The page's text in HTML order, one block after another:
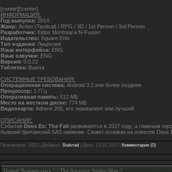
[center][/center]
ИНФОРМАЦИЯ:
Год выпуска: 2014
Жанр: Action (Tactical) / RPG / 3D / 1st Person / 3rd Person
Разработчик: Eidos Montreal и N-Fusion
Издательство: Square Enix
Тип издания: Лицензия
Язык интерфейса: ENG
Язык озвучки: ENG
Версия: 0.0.22
Таблетка: Вшита
СИСТЕМНЫЕ ТРЕБОВАНИЯ:
Операционная система: Android 3.2 или более поздняя
Процессор: 1 ГГц
Оперативная память: 512 МБ
Место на жестком диске: 774 МБ
Видеокарта: Adreno 205, его эквивалент или лучший
ОПИСАНИЕ:
События Deus Ex: The Fall развиваются в 2027 году, а главным
бывший британский SAS наемник. Сюжет основан на новелле Deus
Просмотров: 3420 | Добавил: Stalvrad | Дата: 13.01.2015 Комментарии (0)
Новый Человек-паук 2 / The Amazing Spider-Man 2